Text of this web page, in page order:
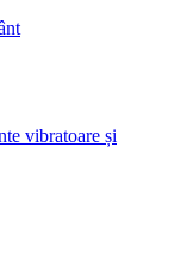
vibratoare și